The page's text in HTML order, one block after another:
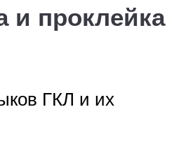
и проклейка
ГКЛ и их